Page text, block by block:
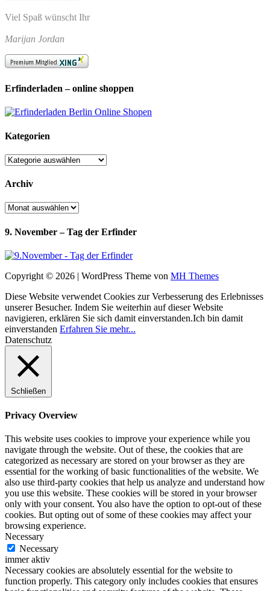
Viel Spaß wünscht Ihr
Marijan Jordan
Erfinderladen – online shoppen
Kategorien
Kategorien
Archiv
Archiv
9. November – Tag der Erfinder
Copyright © 2026 | WordPress Theme von MH Themes
Diese Website verwendet Cookies zur Verbesserung des Erlebnisses
unserer Besucher. Indem Sie weiterhin auf dieser Website
navigieren, erklären Sie sich damit einverstanden.Ich bin damit
einverstanden Erfahren Sie mehr...
Datenschutz
Schließen
Privacy Overview
This website uses cookies to improve your experience while you
navigate through the website. Out of these, the cookies that are
categorized as necessary are stored on your browser as they are
essential for the working of basic functionalities of the website. We
also use third-party cookies that help us analyze and understand how
you use this website. These cookies will be stored in your browser
only with your consent. You also have the option to opt-out of these
cookies. But opting out of some of these cookies may affect your
browsing experience.
Necessary
Necessary
immer aktiv
Necessary cookies are absolutely essential for the website to
function properly. This category only includes cookies that ensures